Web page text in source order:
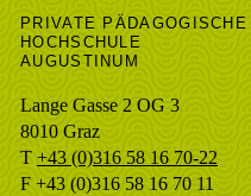
PRIVATE PÄDAGOGISCHE
HOCHSCHULE
AUGUSTINUM
Lange Gasse 2 OG 3
8010 Graz
T +43 (0)316 58 16 70-22
F +43 (0)316 58 16 70 11